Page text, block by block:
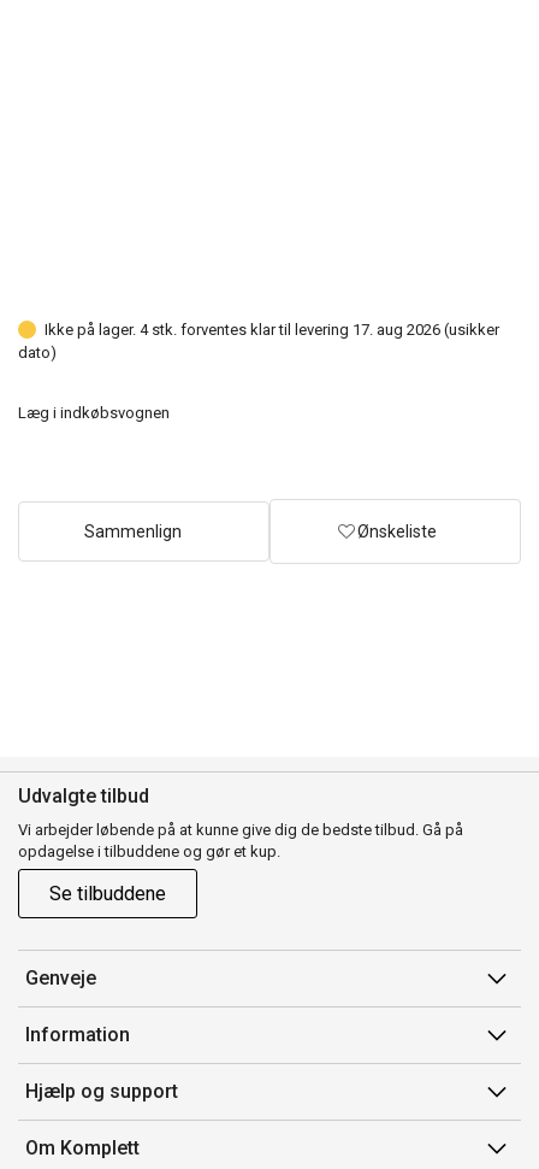
Ikke på lager. 4 stk. forventes klar til levering 17. aug 2026 (usikker
dato)
Læg i indkøbsvognen
Sammenlign Ønskeliste
Udvalgte tilbud
Vi arbejder løbende på at kunne give dig de bedste tilbud. Gå på
opdagelse i tilbuddene og gør et kup.
Se tilbuddene
Genveje
Min side
Ordrehistorik
Gavekort
Information
Salgsbetingelser
Mærker/producent
Fortrydelsesret
Hjælp og support
Kontakt os
Om Komplett